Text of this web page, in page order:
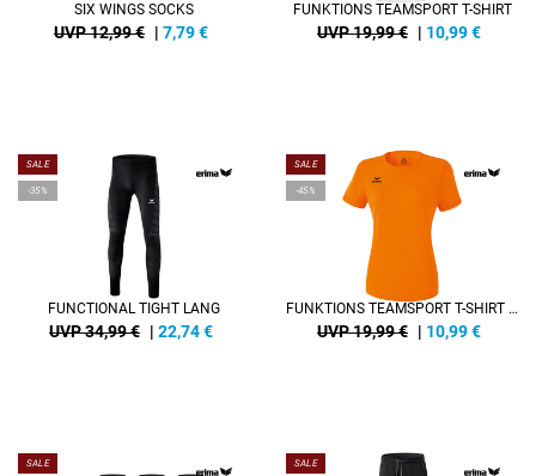
SIX WINGS SOCKS
UVP 12,99 € | 7,79€
FUNKTIONS TEAMSPORT T-SHIRT
UVP 19,99 € | 10,99€
SALE
-35%
FUNCTIONAL TIGHT LANG
UVP 34,99 € | 22,74€
SALE
-45%
FUNKTIONS TEAMSPORT T-SHIRT DAMEN
UVP 19,99 € | 10,99€
SALE SALE